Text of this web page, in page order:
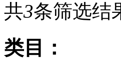
共3条筛选结
类目：